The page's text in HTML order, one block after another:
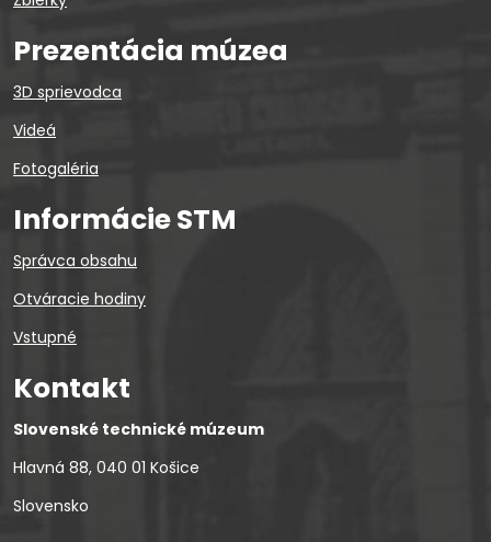
Prezentácia múzea
3D sprievodca
Videá
Fotogaléria
Informácie STM
Správca obsahu
Otváracie hodiny
Vstupné
Kontakt
Slovenské technické múzeum
Hlavná 88, 040 01 Košice
Slovensko